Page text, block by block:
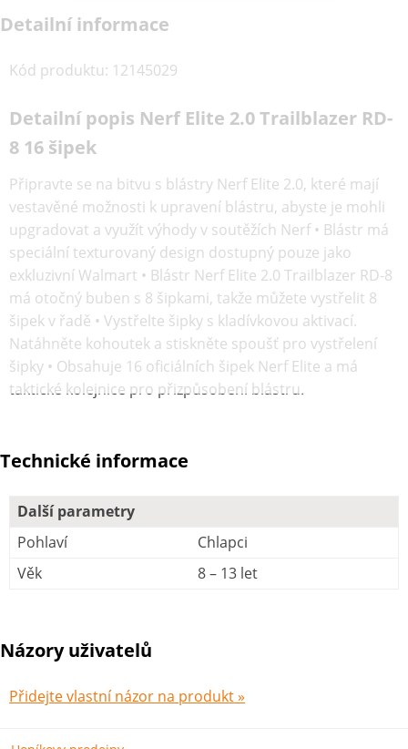
Detailní informace
Kód produktu: 12145029
Detailní popis Nerf Elite 2.0 Trailblazer RD-
8 16 šipek
Připravte se na bitvu s blástry Nerf Elite 2.0, které mají
vestavěné možnosti k upravení blástru, abyste je mohli
upgradovat a využít výhody v soutěžích Nerf • Blástr má
speciální texturovaný design dostupný pouze jako
exkluzivní Walmart • Blástr Nerf Elite 2.0 Trailblazer RD-8
má otočný buben s 8 šipkami, takže můžete vystřelit 8
šipek v řadě • Vystřelte šipky s kladívkovou aktivací.
Natáhněte kohoutek a stiskněte spoušť pro vystřelení
šipky • Obsahuje 16 oficiálních šipek Nerf Elite a má
taktické kolejnice pro přizpůsobení blástru.
Technické informace
Další parametry
Pohlaví
Chlapci
Věk
8 – 13 let
Názory uživatelů
Přidejte vlastní názor na produkt »